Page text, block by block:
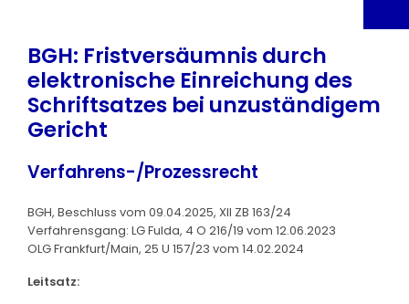
BGH: Fristversäumnis durch
elektronische Einreichung des
Schriftsatzes bei unzuständigem
Gericht
Verfahrens-/Prozessrecht
BGH, Beschluss vom 09.04.2025, XII ZB 163/24
Verfahrensgang: LG Fulda, 4 O 216/19 vom 12.06.2023
OLG Frankfurt/Main, 25 U 157/23 vom 14.02.2024
Leitsatz: